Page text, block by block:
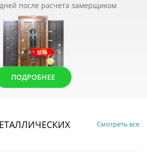
после расчета замерщиком
ПОДРОБНЕЕ
Смотреть все